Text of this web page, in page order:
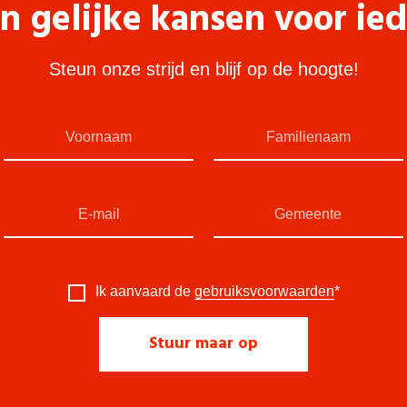
gelijke kansen voor
Steun onze strijd en blijf op de hoogte!
Ik aanvaard de gebruiksvoorwaarden*